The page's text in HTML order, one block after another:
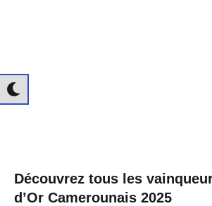
Découvrez tous les
d’Or Camerounais 2025